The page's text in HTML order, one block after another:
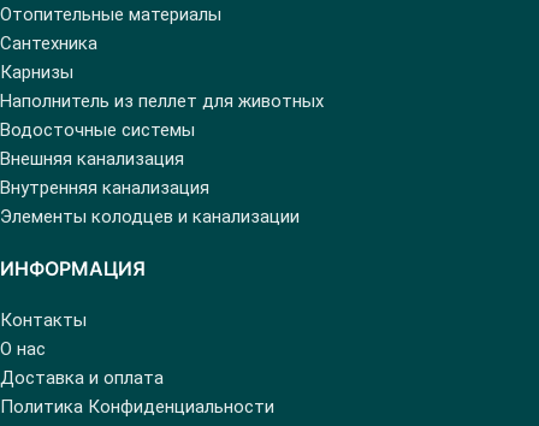
Отопительные материалы
Сантехника
Карнизы
Наполнитель из пеллет для животных
Водосточные системы
Внешняя канализация
Внутренняя канализация
Элементы колодцев и канализации
ИНФОРМАЦИЯ
Контакты
О нас
Доставка и оплата
Политика Конфиденциальности